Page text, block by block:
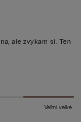
ale zvykam si. Ten
Veľmi veľké